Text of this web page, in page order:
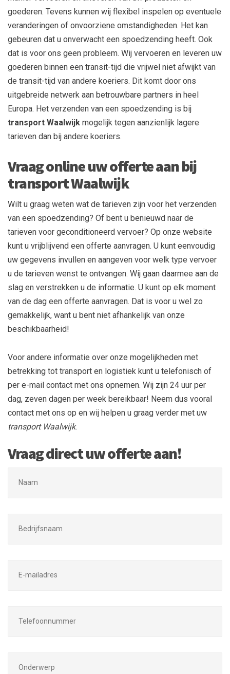
goederen. Tevens kunnen wij flexibel inspelen op eventuele
veranderingen of onvoorziene omstandigheden. Het kan
gebeuren dat u onverwacht een spoedzending heeft. Ook
dat is voor ons geen probleem. Wij vervoeren en leveren uw
goederen binnen een transit-tijd die vrijwel niet afwijkt van
de transit-tijd van andere koeriers. Dit komt door ons
uitgebreide netwerk aan betrouwbare partners in heel
Europa. Het verzenden van een spoedzending is bij ​
transport Waalwijk mogelijk tegen aanzienlijk lagere
tarieven dan bij andere koeriers.
​Vraag online uw offerte aan bij
transport Waalwijk
​Wilt u graag weten wat de tarieven zijn voor het verzenden
van een spoedzending? Of bent u benieuwd naar de
tarieven voor geconditioneerd vervoer? Op onze website
kunt u vrijblijvend een offerte aanvragen. U kunt eenvoudig
uw gegevens invullen en aangeven voor welk type vervoer
u de tarieven wenst te ontvangen. Wij gaan daarmee aan de
slag en verstrekken u de informatie. U kunt op elk moment
van de dag een offerte aanvragen. Dat is voor u wel zo
gemakkelijk, want u bent niet afhankelijk van onze
beschikbaarheid!
​Voor andere informatie over onze mogelijkheden met
betrekking tot transport en logistiek kunt u telefonisch of
per e-mail contact met ons opnemen. Wij zijn 24 uur per
dag, zeven dagen per week bereikbaar! Neem dus vooral
contact met ons op en wij helpen u graag verder met uw
transport Waalwijk.
Vraag direct uw offerte aan!